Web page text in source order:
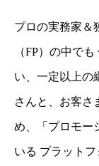
プロの実務家＆
（FP）の中で
い、一定以上の
さんと、お客さ
め、「プロモー
いる プラットフ